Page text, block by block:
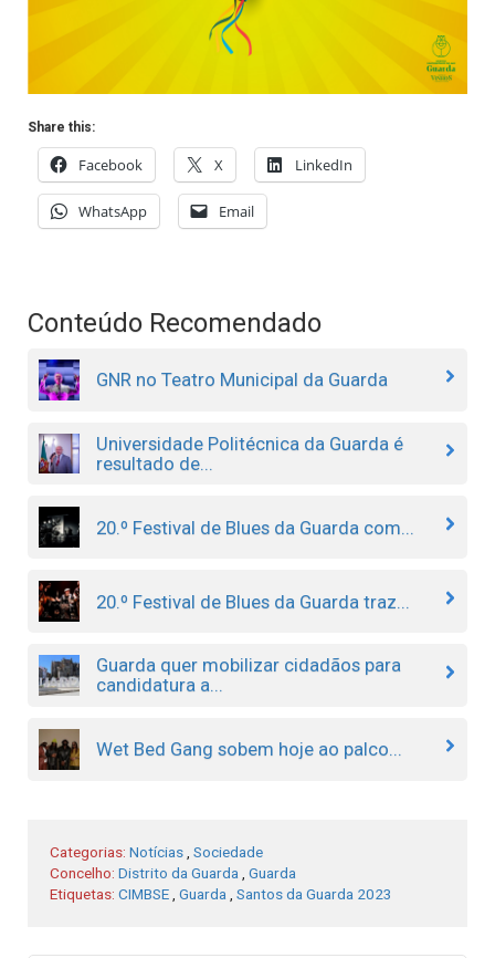
Share this:
Facebook X LinkedIn
WhatsApp Email
Conteúdo Recomendado
GNR no Teatro Municipal da Guarda
Universidade Politécnica da Guarda é
resultado de...
20.º Festival de Blues da Guarda com...
20.º Festival de Blues da Guarda traz...
Guarda quer mobilizar cidadãos para
candidatura a...
Wet Bed Gang sobem hoje ao palco...
Categorias: Notícias Sociedade
Concelho: Distrito da Guarda
Guarda
Etiquetas: CIMBSE Guarda Santos da Guarda 2023